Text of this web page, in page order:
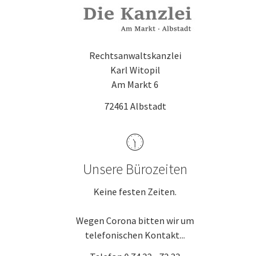
Rechtsanwaltskanzlei
Karl Witopil
Am Markt 6
72461 Albstadt
Unsere Bürozeiten
Keine festen Zeiten.
Wegen Corona bitten wir um
telefonischen Kontakt...